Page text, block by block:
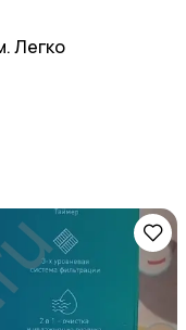
Легко